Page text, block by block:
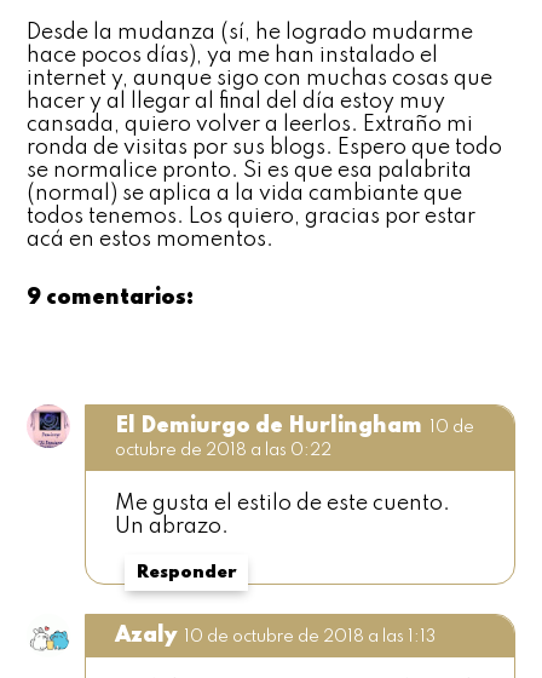
Desde la mudanza (sí, he logrado mudarme
hace pocos días), ya me han instalado el
internet y, aunque sigo con muchas cosas que
hacer y al llegar al final del día estoy muy
cansada, quiero volver a leerlos. Extraño mi
ronda de visitas por sus blogs. Espero que todo
se normalice pronto. Si es que esa palabrita
(normal) se aplica a la vida cambiante que
todos tenemos. Los quiero, gracias por estar
acá en estos momentos.
9 comentarios:
El Demiurgo de Hurlingham
10 de
octubre de 2018 a las 0:22
Me gusta el estilo de este cuento.
Un abrazo.
Responder
Azaly 10 de octubre de 2018 a las 1:13